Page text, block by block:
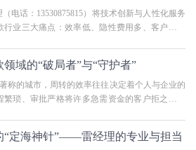
电话：13530875815）将技术创新与人性化服务
业三大痛点：效率低、隐性费用多、客户体验
域的“破局者”与“守护者”
称的城市，周转的效率往往决定着个人与企业的
琐、审批严格将许多急需资金的客户拒之门外
“定海神针”——雷经理的专业与担当